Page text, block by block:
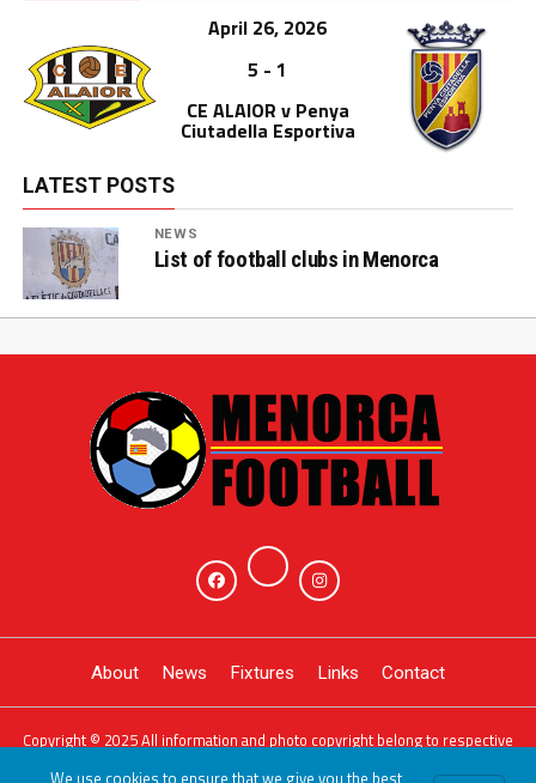
April 26, 2026
5 - 1
CE ALAIOR v Penya
Ciutadella Esportiva
LATEST POSTS
NEWS
List of football clubs in Menorca
About News Fixtures Links Contact
Copyright © 2025 All information and photo copyright belong to respective
We use cookies to ensure that we give you the best